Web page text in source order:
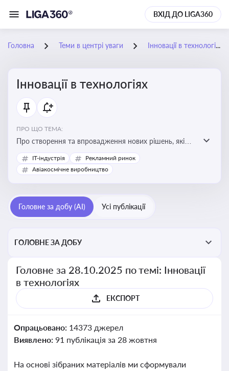
ВХІД ДО LIGA360
Головна Теми в центрі уваги Інновації в технологіях
Інновації в технологіях
ПРО ЩО ТЕМА:
Про створення та впровадження нових рішень, які
покращують ефективність, функціональність або
можливості технологічних продуктів і процесів.
IT-індустрія
Рекламний ринок
Авіакосмічне виробництво
Головне за добу (AI) Усі публікації
ГОЛОВНЕ ЗА ДОБУ
Головне за 28.10.2025 по темі: Інновації
в технологіях
ЕКСПОРТ
Опрацьовано: 14373 джерел
Виявлено: 91 публікація за 28 жовтня
На основі зібраних матеріалів ми сформували